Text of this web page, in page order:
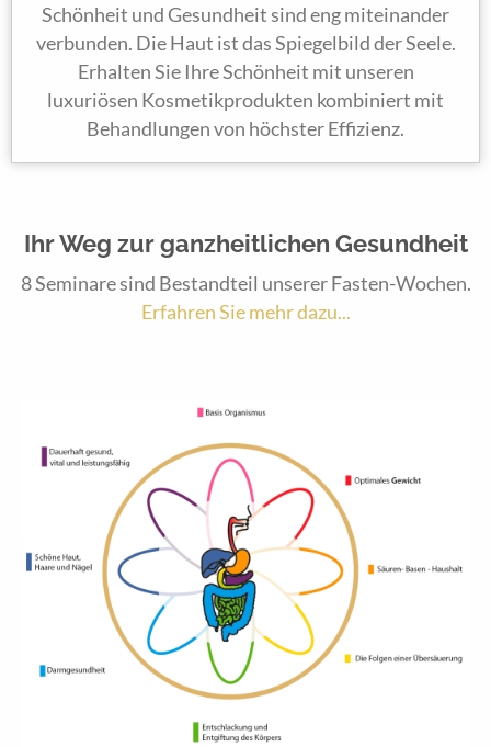
Schönheit und Gesundheit sind eng miteinander
verbunden. Die Haut ist das Spiegelbild der Seele.
Erhalten Sie Ihre Schönheit mit unseren
luxuriösen Kosmetikprodukten kombiniert mit
Behandlungen von höchster Effizienz.
Ihr Weg zur ganzheitlichen Gesundheit
8 Seminare sind Bestandteil unserer Fasten-Wochen.
Erfahren Sie mehr dazu...